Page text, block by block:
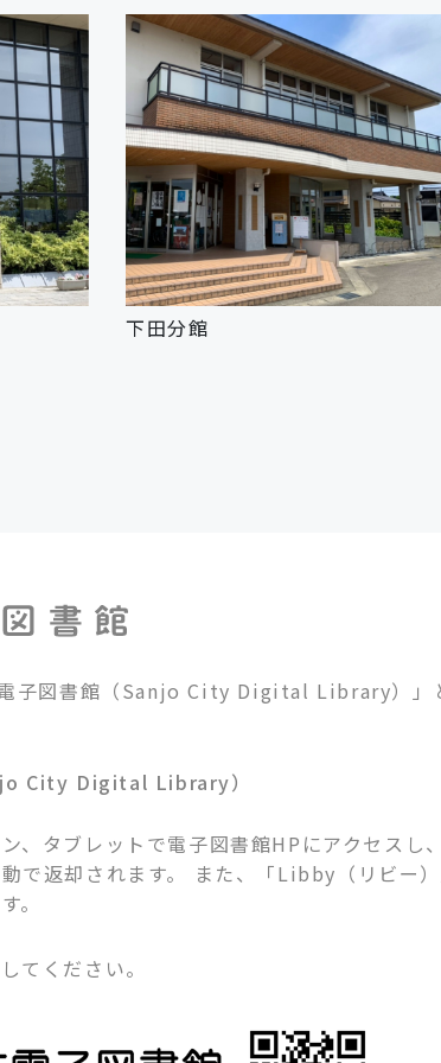
下田分館
子図書館（Sanjo City Digital Library）」
City Digital Library）
、タブレットで電子図書館HPにアクセス
で返却されます。 また、「Libby（リビ
。
てください。